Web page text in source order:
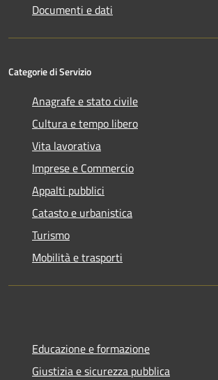
Documenti e dati
Categorie di Servizio
Anagrafe e stato civile
Cultura e tempo libero
Vita lavorativa
Imprese e Commercio
Appalti pubblici
Catasto e urbanistica
Turismo
Mobilità e trasporti
Educazione e formazione
Giustizia e sicurezza pubblica